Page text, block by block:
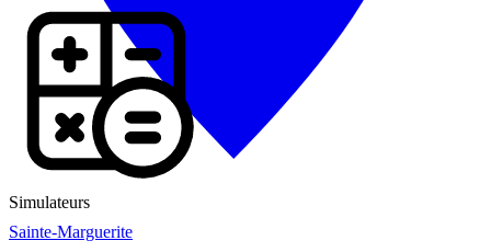
Simulateurs
Sainte-Marguerite